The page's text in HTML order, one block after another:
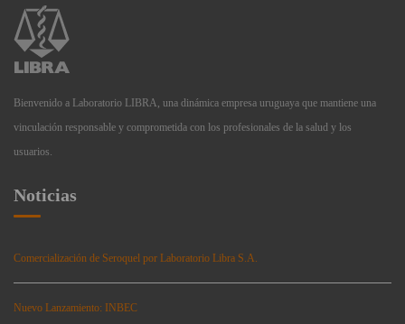
Bienvenido a Laboratorio LIBRA, una dinámica empresa uruguaya que mantiene una
vinculación responsable y comprometida con los profesionales de la salud y los
usuarios.
Noticias
Comercialización de Seroquel por Laboratorio Libra S.A.
Nuevo Lanzamiento: INBEC